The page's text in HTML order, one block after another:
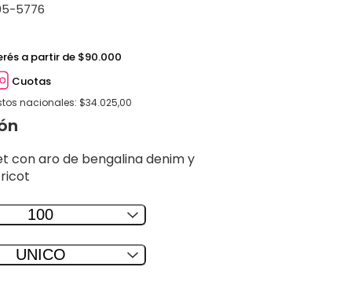
5776
a partir de $90.000
Cuotas
nacionales: $34.025,00
con aro de bengalina denim y
UNICO
100